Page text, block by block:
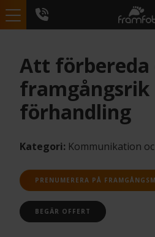
Att förbereda
framgångsrik
förhandling
Kategori: Kommunikation
PRENUMERERA PÅ
BEGÄR OFFERT